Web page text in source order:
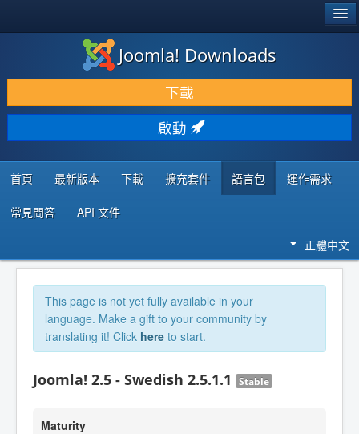
下載 & 擴充
發現 & 學習
社群 & 支援
程式者資源
Joomla! Downloads
下載
啟動
首頁 最新版本 下載 擴充套件 語言包 運作需求
常見問答 API 文件
正體中文
This page is not yet fully available in your
language. Make a gift to your community by
translating it! Click here to start.
Joomla! 2.5 - Swedish 2.5.1.1 Stable
Maturity